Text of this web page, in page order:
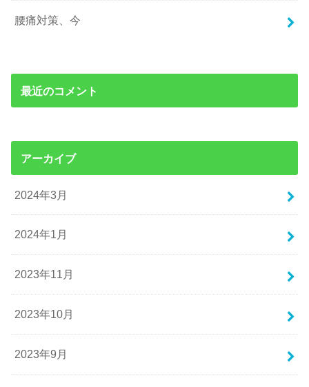
腰痛対策、今
最近のコメント
アーカイブ
2024年3月
2024年1月
2023年11月
2023年10月
2023年9月